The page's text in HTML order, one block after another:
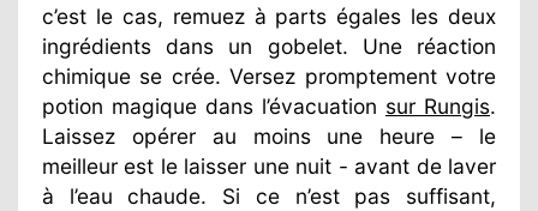
c’est le cas, remuez à parts égales les deux
ingrédients dans un gobelet. Une réaction
chimique se crée. Versez promptement votre
potion magique dans l’évacuation sur Rungis.
Laissez opérer au moins une heure – le
meilleur est le laisser une nuit - avant de laver
à l’eau chaude. Si ce n’est pas suffisant,